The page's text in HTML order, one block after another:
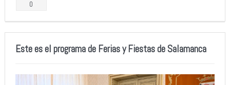
0
Este es el programa de Ferias y Fiestas de Salamanca